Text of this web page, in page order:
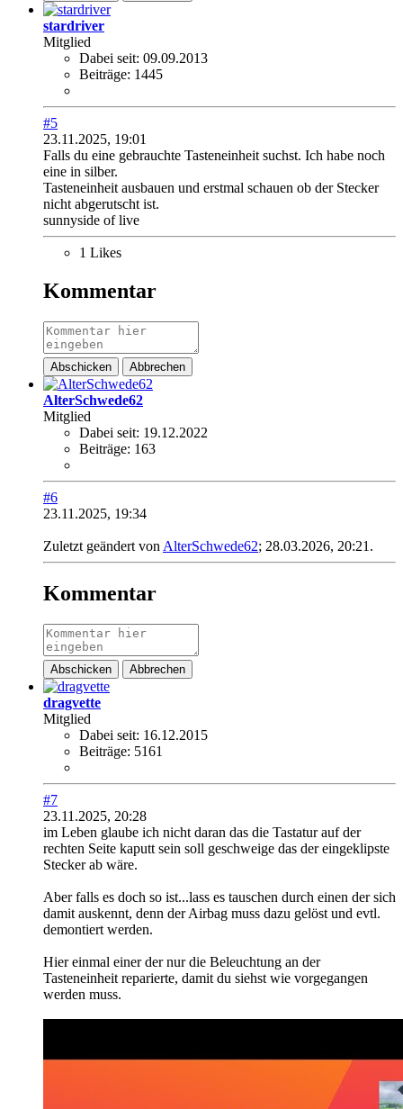
stardriver
Mitglied
Dabei seit: 09.09.2013
Beiträge: 1445
#5
23.11.2025, 19:01
Falls du eine gebrauchte Tasteneinheit suchst. Ich habe noch
eine in silber.
Tasteneinheit ausbauen und erstmal schauen ob der Stecker
nicht abgerutscht ist.
sunnyside of live
1 Likes
Kommentar
Abschicken Abbrechen
AlterSchwede62
Mitglied
Dabei seit: 19.12.2022
Beiträge: 163
#6
23.11.2025, 19:34
Zuletzt geändert von AlterSchwede62; 28.03.2026, 20:21 .
Kommentar
Abschicken Abbrechen
dragvette
Mitglied
Dabei seit: 16.12.2015
Beiträge: 5161
#7
23.11.2025, 20:28
im Leben glaube ich nicht daran das die Tastatur auf der
rechten Seite kaputt sein soll geschweige das der eingeklipste
Stecker ab wäre.
Aber falls es doch so ist...lass es tauschen durch einen der sich
damit auskennt, denn der Airbag muss dazu gelöst und evtl.
demontiert werden.
Hier einmal einer der nur die Beleuchtung an der
Tasteneinheit reparierte, damit du siehst wie vorgegangen
werden muss.